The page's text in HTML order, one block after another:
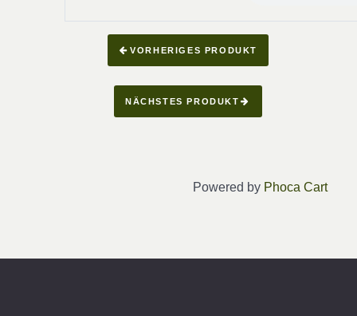
VORHERIGES PRODUKT
NÄCHSTES PRODUKT
Powered by Phoca Cart